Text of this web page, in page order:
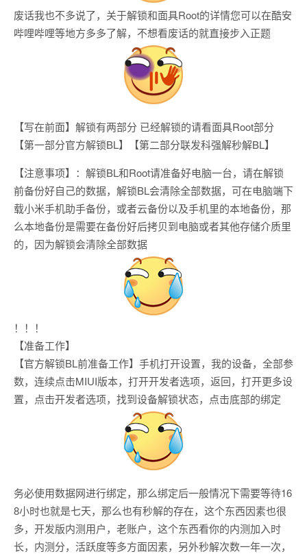
废话我也不多说了，关于解锁和面具Root的详情您可以在酷安
哔哩哔哩等地方多多了解，不想看废话的就直接步入正题
【写在前面】解锁有两部分 已经解锁的请看面具Root部分
【第一部分官方解锁BL】【第二部分联发科强解秒解BL】
【注意事项】：解锁BL和Root请准备好电脑一台，请在解锁
前备份好自己的数据，解锁BL会清除全部数据，可在电脑端下
载小米手机助手备份，或者云备份以及手机里的本地备份，那
么本地备份是需要在备份好后拷贝到电脑或者其他存储介质里
的，因为解锁会清除全部数据
！！！
【准备工作】
【官方解锁BL前准备工作】手机打开设置，我的设备，全部参
数，连续点击MIUI版本，打开开发者选项，返回，打开更多设
置，点击开发者选项，找到设备解锁状态，点击底部的绑定
务必使用数据网进行绑定，那么绑定后一般情况下需要等待16
8小时也就是七天，那么也有秒解的存在，这个东西因素也很
多，开发版内测用户，老账户，这个东西看你的内测加入时
长，内测分，活跃度等多方面因素，另外秒解次数一年一次，